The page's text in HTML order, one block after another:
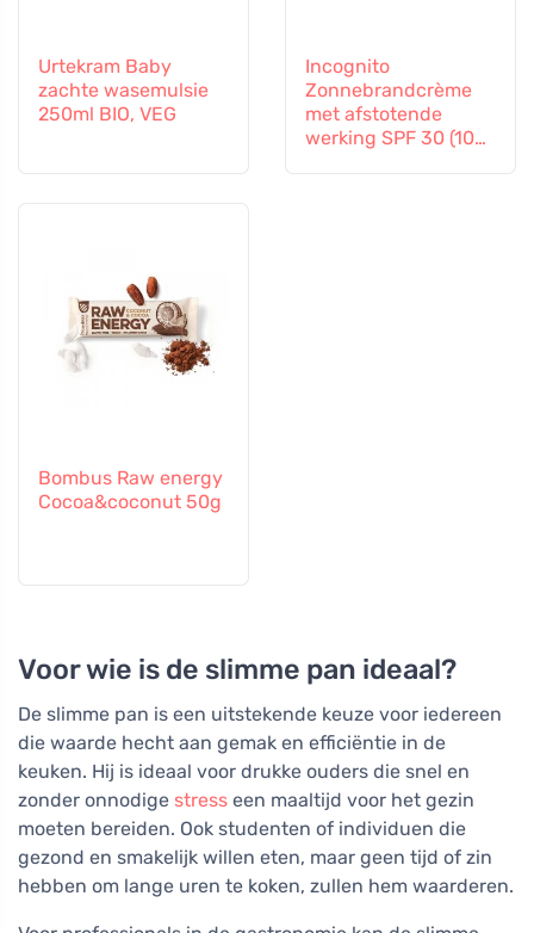
Urtekram Baby
zachte wasemulsie
250ml BIO, VEG
Incognito
Zonnebrandcrème
met afstotende
werking SPF 30 (100
Bombus Raw energy
Cocoa&coconut 50g
Voor wie is de slimme pan ideaal?
De slimme pan is een uitstekende keuze voor iedereen
die waarde hecht aan gemak en efficiëntie in de
keuken. Hij is ideaal voor drukke ouders die snel en
zonder onnodige stress een maaltijd voor het gezin
moeten bereiden. Ook studenten of individuen die
gezond en smakelijk willen eten, maar geen tijd of zin
hebben om lange uren te koken, zullen hem waarderen.